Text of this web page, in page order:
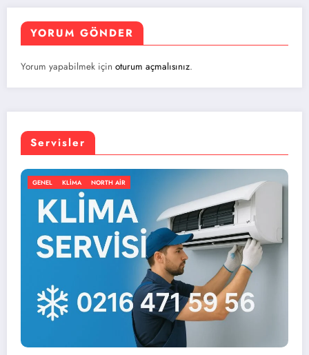
YORUM GÖNDER
Yorum yapabilmek için oturum açmalısınız.
Servisler
KLIMA NORTH AIR